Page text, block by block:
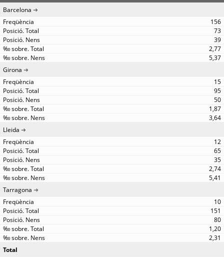
Barcelona
156
73
39
2,77
5,37
Girona
15
95
50
1,87
3,64
Lleida
12
65
35
2,74
5,41
Tarragona
10
151
80
1,20
2,31
Total